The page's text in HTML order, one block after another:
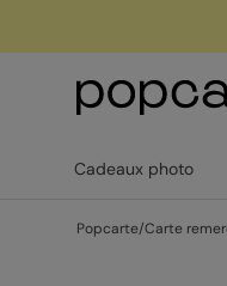
Cadeaux photo
Popcarte/Carte